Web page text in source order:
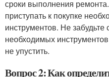
сроки выполнения
приступать к покупке
инструментов. Не забудьте
необходимых
не упустить.
Вопрос 2: Как